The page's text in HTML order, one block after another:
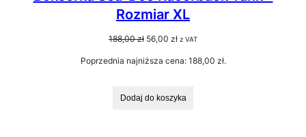
Rozmiar XL
188,00zł Pierwotna
wynosiła:
56,00 złAktualna
wynosi:
z VAT
Poprzednia najniższa cena: 188,00 zł.
Dodaj do koszyka